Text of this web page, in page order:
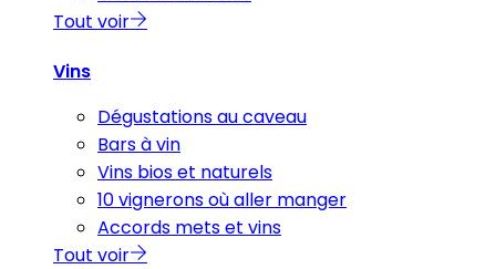
Tout voir
Vins
Dégustations au caveau
Bars à vin
Vins bios et naturels
10 vignerons où aller manger
Accords mets et vins
Tout voir